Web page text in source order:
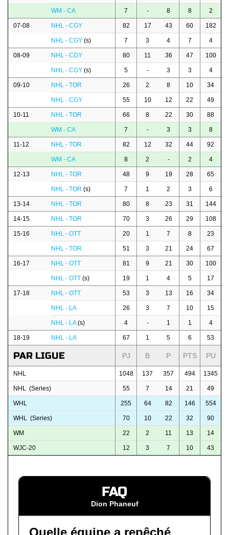
WM - CA 7 - 8 8 2
07-08 NHL - CGY 82 17 43 60 182
NHL - CGY (s) 7 3 4 7 4
08-09 NHL - CGY 80 11 36 47 100
NHL - CGY (s) 5 - 3 3 4
09-10 NHL - TOR 26 2 8 10 34
NHL - CGY 55 10 12 22 49
10-11 NHL - TOR 66 8 22 30 88
WM - CA 7 - 3 3 8
11-12 NHL - TOR 82 12 32 44 92
WM - CA 8 2 - 2 4
12-13 NHL - TOR 48 9 19 28 65
NHL - TOR (s) 7 1 2 3 6
13-14 NHL - TOR 80 8 23 31 144
14-15 NHL - TOR 70 3 26 29 108
15-16 NHL - OTT 20 1 7 8 23
NHL - TOR 51 3 21 24 67
16-17 NHL - OTT 81 9 21 30 100
NHL - OTT (s) 19 1 4 5 17
17-18 NHL - OTT 53 3 13 16 34
NHL - LA 26 3 7 10 15
NHL - LA(s) 4 - 1 1 4
18-19 NHL - LA 67 1 5 6 53
PAR LIGUE PJ B P PTS PU
NHL 1048 137 357 494 1345
NHL (Series) 55 7 14 21 49
WHL 255 64 82 146 554
WHL (Series) 70 10 22 32 90
WM 22 2 11 13 14
WJC-20 12 3 7 10 43
FAQ
Dion Phaneuf
Quelle équipe a repêché